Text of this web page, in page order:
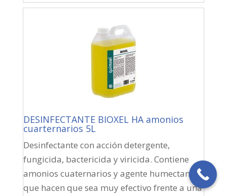
DESINFECTANTE BIOXEL HA amonios
cuarternarios 5L
Desinfectante con acción detergente,
fungicida, bactericida y viricida. Contiene
amonios cuaternarios y agente humectante
que hacen que sea muy efectivo frente a una